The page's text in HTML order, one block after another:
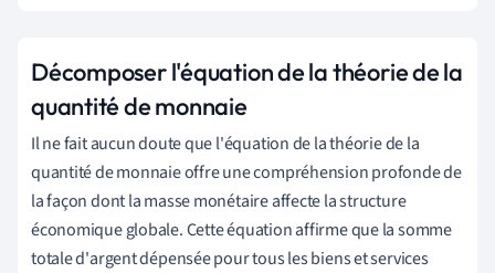
Décomposer l'équation de la théorie de la
quantité de monnaie
Il ne fait aucun doute que l'équation de la théorie de la
quantité de monnaie offre une compréhension profonde de
la façon dont la masse monétaire affecte la structure
économique globale. Cette équation affirme que la somme
totale d'argent dépensée pour tous les biens et services